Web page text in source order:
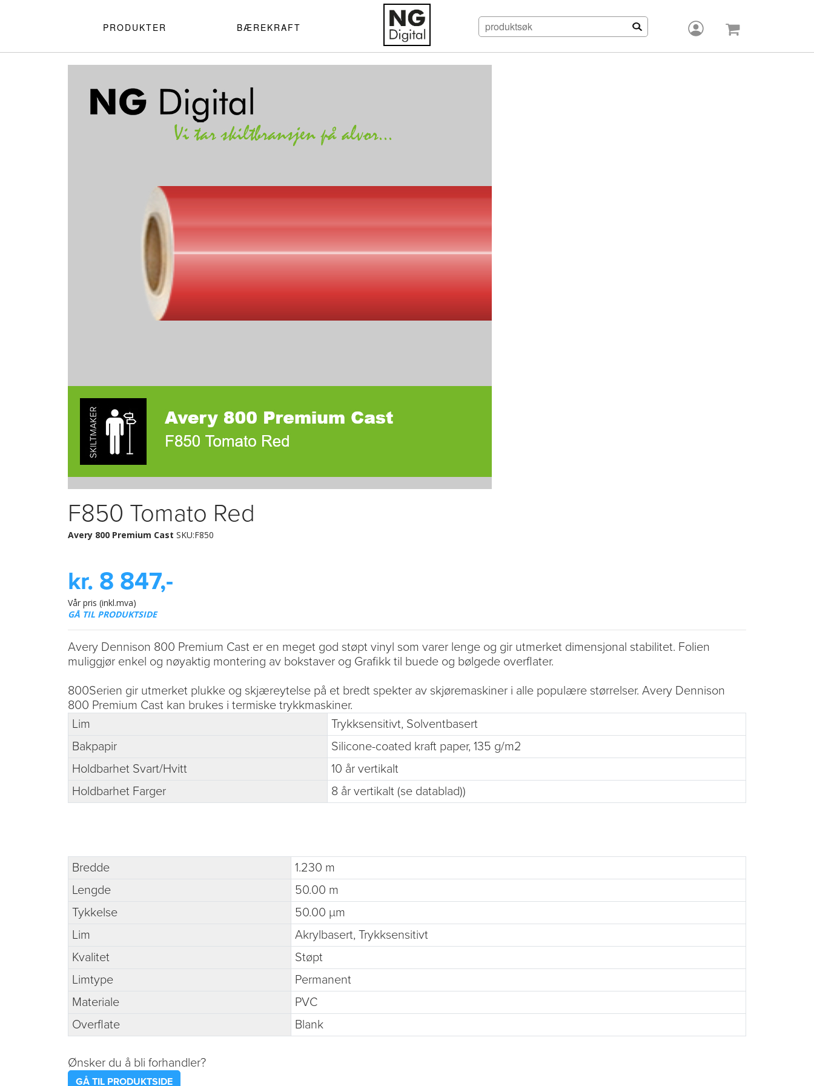
PRODUKTER BÆREKRAFT
F850 Tomato Red
Avery 800 Premium Cast SKU:F850
kr. 8 847,-
Vår pris (inkl.mva)
GÅ TIL PRODUKTSIDE
Avery Dennison 800 Premium Cast er en meget god støpt vinyl som varer lenge og gir utmerket dimensjonal stabilitet. Folien
muliggjør enkel og nøyaktig montering av bokstaver og Grafikk til buede og bølgede overflater.
800Serien gir utmerket plukke og skjæreytelse på et bredt spekter av skjøremaskiner i alle populære størrelser. Avery Dennison
800 Premium Cast kan brukes i termiske trykkmaskiner.
Lim
Trykksensitivt, Solventbasert
Bakpapir
Silicone-coated kraft paper, 135 g/m2
Holdbarhet Svart/Hvitt
10 år vertikalt
Holdbarhet Farger
8 år vertikalt (se datablad))
Bredde
1.230 m
Lengde
50.00 m
Tykkelse
50.00 µm
Lim
Akrylbasert, Trykksensitivt
Kvalitet
Støpt
Limtype
Permanent
Materiale
PVC
Overflate
Blank
Ønsker du å bli forhandler?
GÅ TIL PRODUKTSIDE